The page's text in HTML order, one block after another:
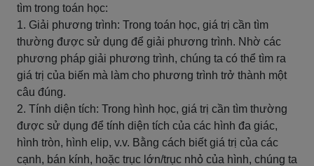
tìm trong toán học:
1. Giải phương trình: Trong toán học, giá trị cần tìm
thường được sử dụng để giải phương trình. Nhờ các
phương pháp giải phương trình, chúng ta có thể tìm ra
giá trị của biến mà làm cho phương trình trở thành một
câu đúng.
2. Tính diện tích: Trong hình học, giá trị cần tìm thường
được sử dụng để tính diện tích của các hình đa giác,
hình tròn, hình elip, v.v. Bằng cách biết giá trị của các
cạnh, bán kính, hoặc trục lớn/trục nhỏ của hình, chúng ta